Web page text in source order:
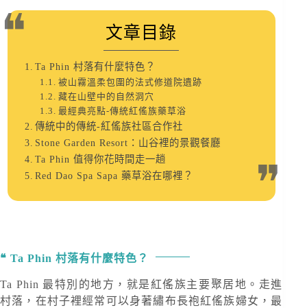
文章目錄
Ta Phin 村落有什麼特色？
被山霧溫柔包圍的法式修道院遺跡
藏在山壁中的自然洞穴
最經典亮點-傳統紅傜族藥草浴
傳統中的傳統-紅傜族社區合作社
Stone Garden Resort：山谷裡的景觀餐廳
Ta Phin 值得你花時間走一趟
Red Dao Spa Sapa 藥草浴在哪裡？
Ta Phin 村落有什麼特色？
Ta Phin 最特別的地方，就是紅傜族主要聚居地。走進
村落，在村子裡經常可以身著繡布長袍紅傜族婦女，最